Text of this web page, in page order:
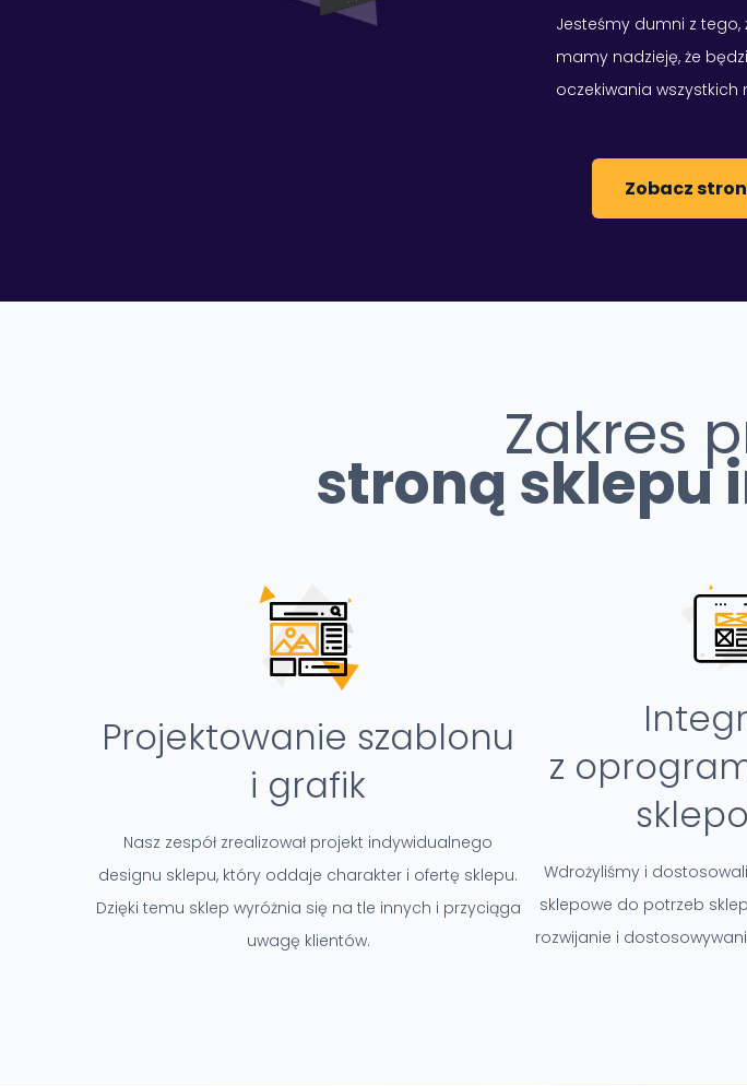
Jesteśmy dumni z
mamy nadzieję, że
oczekiwania
Zobacz
Zakres
stroną sklepu
Projektowanie szablonu
i grafik
Nasz zespół zrealizował projekt indywidualnego
designu sklepu, który oddaje charakter i ofertę sklepu.
Dzięki temu sklep wyróżnia się na tle innych i przyciąga
uwagę klientów.
z
Wdrożyliśmy i
sklepowe do potrzeb
rozwijanie i